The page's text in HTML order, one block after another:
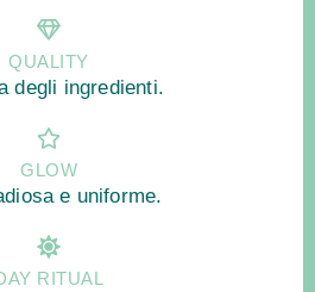
QUALITY
degli ingredienti.
GLOW
e uniforme.
RITUAL